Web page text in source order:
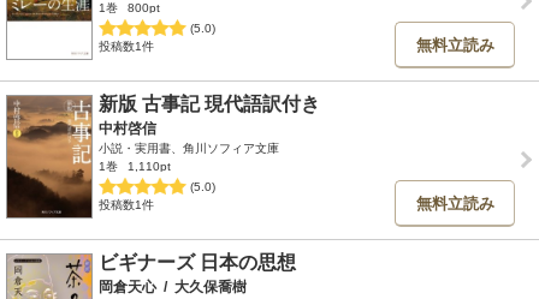
1巻
800pt
(5.0)
投稿数1件
無料立読み
新版 古事記 現代語訳付き
中村啓信
小説・実用書、角川ソフィア文庫
1巻
1,110pt
(5.0)
投稿数1件
無料立読み
ビギナーズ 日本の思想
岡倉天心 / 大久保喬樹